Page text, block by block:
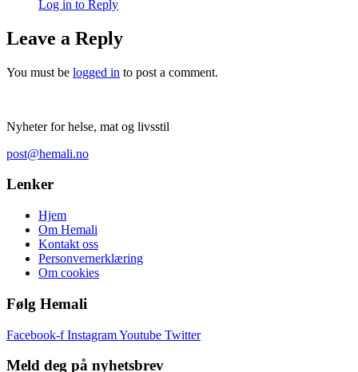
Log in to Reply
Leave a Reply
You must be logged in to post a comment.
Nyheter for helse, mat og livsstil
post@hemali.no
Lenker
Hjem
Om Hemali
Kontakt oss
Personvernerklæring
Om cookies
Følg Hemali
Facebook-f InstagramYoutube Twitter
Meld deg på nyhetsbrev